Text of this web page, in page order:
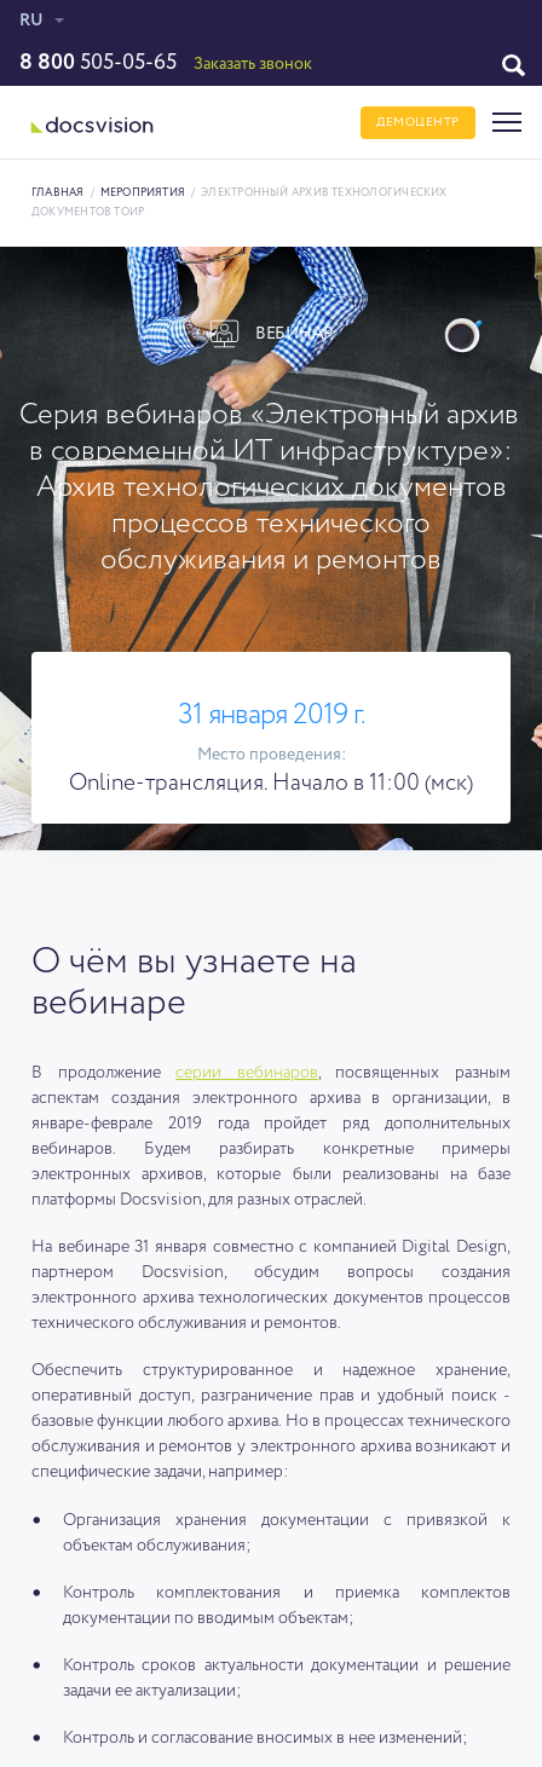
RU
8 800 505-05-65 Заказать звонок
ДЕМОЦЕНТР
ГЛАВНАЯ / МЕРОПРИЯТИЯ / ЭЛЕКТРОННЫЙ АРХИВ ТЕХНОЛОГИЧЕСКИХ
ДОКУМЕНТОВ ТОИР
ВЕБИНАР
Серия вебинаров «Электронный архив
в современной ИТ инфраструктуре»:
Архив технологических документов
процессов технического
обслуживания и ремонтов
31 января 2019 г.
Место проведения:
Online-трансляция. Начало в 11:00 (мск)
О чём вы узнаете на
вебинаре
В продолжениесерии вебинаров, посвященных разным
аспектам создания электронного архива в организации, в
январе-феврале 2019 года пройдет ряд дополнительных
вебинаров. Будем разбирать конкретные примеры
электронных архивов, которые были реализованы на базе
платформы Docsvision, для разных отраслей.
На вебинаре 31 января совместно с компанией Digital Design,
партнером Docsvision, обсудим вопросы создания
электронного архива технологических документов процессов
технического обслуживания и ремонтов.
Обеспечить структурированное и надежное хранение,
оперативный доступ, разграничение прав и удобный поиск -
базовые функции любого архива. Но в процессах технического
обслуживания и ремонтов у электронного архива возникают и
специфические задачи, например:
Организация хранения документации с привязкой к
объектам обслуживания;
Контроль комплектования и приемка комплектов
документации по вводимым объектам;
Контроль сроков актуальности документации и решение
задачи ее актуализации;
Контроль и согласование вносимых в нее изменений;